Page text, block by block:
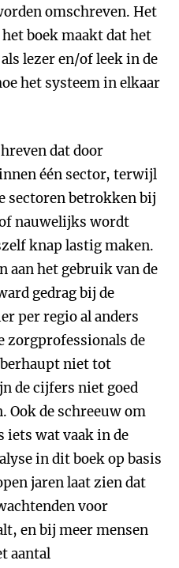
omschreven. Het
boek maakt dat het
lezer en/of leek in de
het systeem in elkaar
dat door
één sector, terwijl
sectoren betrokken bij
nauwelijks wordt
knap lastig maken.
aan het gebruik van de
gedrag bij de
per regio al anders
zorgprofessionals de
niet tot
de cijfers niet goed
Ook de schreeuw om
iets wat vaak in de
in dit boek op basis
jaren laat zien dat
voor
en bij meer mensen
aantal